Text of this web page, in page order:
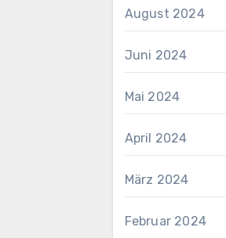
August 2024
Juni 2024
Mai 2024
April 2024
März 2024
Februar 2024